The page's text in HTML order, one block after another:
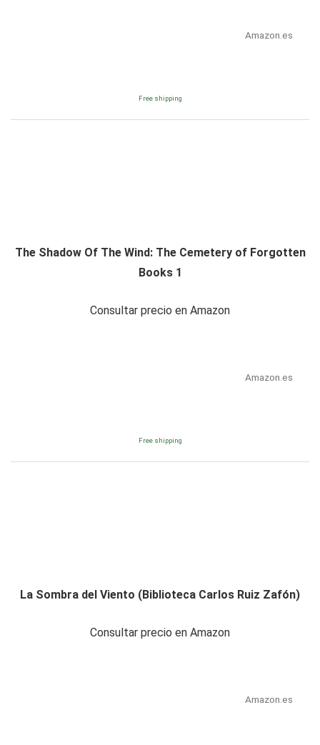
Amazon.es
Free shipping
The Shadow Of The Wind: The Cemetery of Forgotten
Books 1
Consultar precio en Amazon
Amazon.es
Free shipping
La Sombra del Viento (Biblioteca Carlos Ruiz Zafón)
Consultar precio en Amazon
Amazon.es